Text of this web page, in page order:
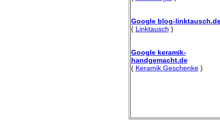
Google blog-
( Linktausch )
Google keramik-
handgemacht.de
( Keramik Geschenke)